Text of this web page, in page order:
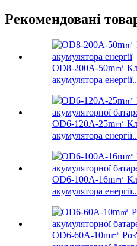
Рекомендовані
OD8-200A-50m㎡
акумулятора
OD6-120A-25m㎡
акумулятора
OD6-100A-16m㎡
акумулятора
OD6-60A-10m㎡